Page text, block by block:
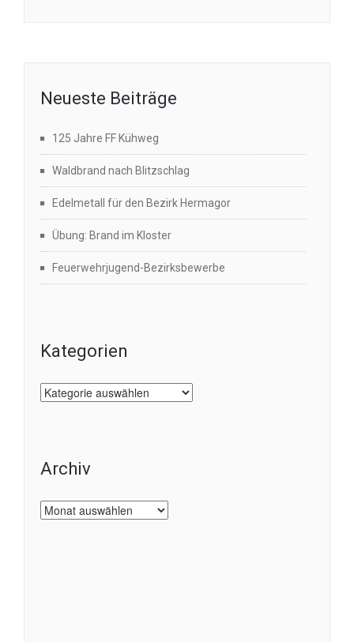
Neueste Beiträge
125 Jahre FF Kühweg
Waldbrand nach Blitzschlag
Edelmetall für den Bezirk Hermagor
Übung: Brand im Kloster
Feuerwehrjugend-Bezirksbewerbe
Kategorien
Kategorien
Archiv
Archiv